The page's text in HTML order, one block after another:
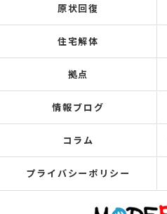
原状回復
住宅解体
拠点
情報ブログ
コラム
プライバシーポリシー